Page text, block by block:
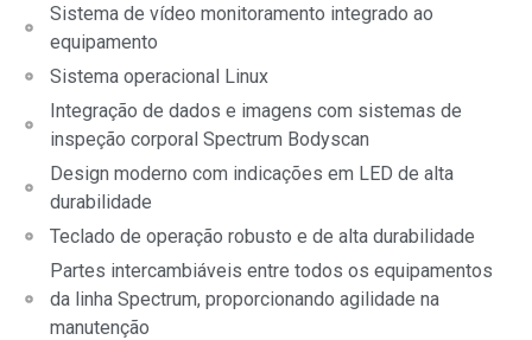
Sistema de vídeo monitoramento integrado ao
equipamento
Sistema operacional Linux
Integração de dados e imagens com sistemas de
inspeção corporal Spectrum Bodyscan
Design moderno com indicações em LED de alta
durabilidade
Teclado de operação robusto e de alta durabilidade
Partes intercambiáveis entre todos os equipamentos
da linha Spectrum, proporcionando agilidade na
manutenção